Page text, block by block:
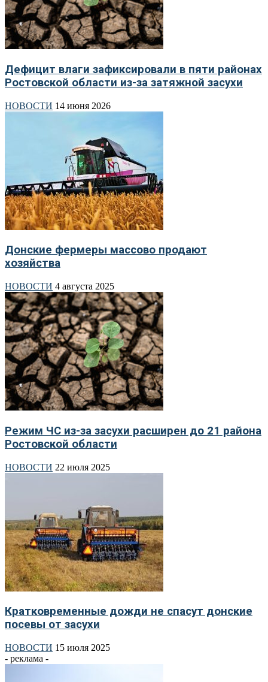
Дефицит влаги зафиксировали в пяти районах
Ростовской области из-за затяжной засухи
НОВОСТИ 14 июня 2026
Донские фермеры массово продают
хозяйства
НОВОСТИ 4 августа 2025
Режим ЧС из-за засухи расширен до 21 района
Ростовской области
НОВОСТИ 22 июля 2025
Кратковременные дожди не спасут донские
посевы от засухи
НОВОСТИ 15 июля 2025
- реклама -